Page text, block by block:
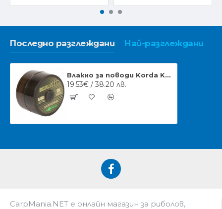
Последно разглеждани Най-разглеждани
Влакно за поводи Korda Kamo Coated
19.53€ / 38.20 лв.
CarpMania.NET e oнлaйн мaгaзин зa pибoлoв,